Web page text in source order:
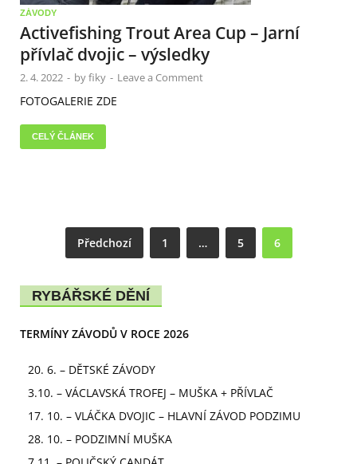
ZÁVODY
Activefishing Trout Area Cup – Jarní
přívlač dvojic – výsledky
2. 4. 2022 - byfiky - Leave a Comment
FOTOGALERIE ZDE
CELÝ ČLÁNEK
Předchozí 1 … 5 6
RYBÁŘSKÉ DĚNÍ
TERMÍNY ZÁVODŮ V ROCE 2026
20. 6. – DĚTSKÉ ZÁVODY
3.10. – VÁCLAVSKÁ TROFEJ – MUŠKA + PŘÍVLAČ
17. 10. – VLÁČKA DVOJIC – HLAVNÍ ZÁVOD PODZIMU
28. 10. – PODZIMNÍ MUŠKA